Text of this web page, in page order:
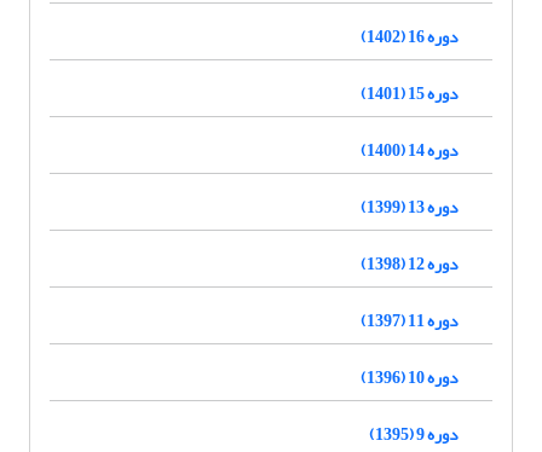
دوره 16 (1402)
دوره 15 (1401)
دوره 14 (1400)
دوره 13 (1399)
دوره 12 (1398)
دوره 11 (1397)
دوره 10 (1396)
دوره 9 (1395)